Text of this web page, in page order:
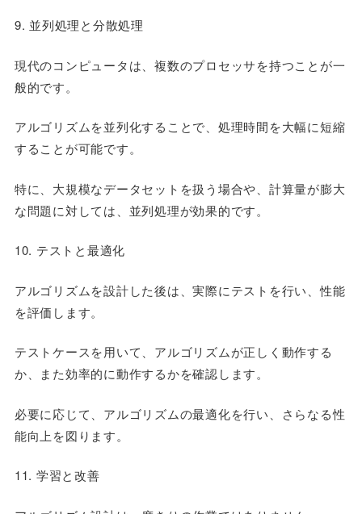
9. 並列処理と分散処理
現代のコンピュータは、複数のプロセッサを持つことが一
般的です。
アルゴリズムを並列化することで、処理時間を大幅に短縮
することが可能です。
特に、大規模なデータセットを扱う場合や、計算量が膨大
な問題に対しては、並列処理が効果的です。
10. テストと最適化
アルゴリズムを設計した後は、実際にテストを行い、性能
を評価します。
テストケースを用いて、アルゴリズムが正しく動作する
か、また効率的に動作するかを確認します。
必要に応じて、アルゴリズムの最適化を行い、さらなる性
能向上を図ります。
11. 学習と改善